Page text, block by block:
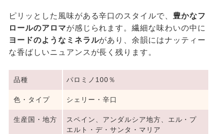
ピリッとした風味がある辛口のスタイルで、 豊かなフ
ロールのアロマが感じられます。繊細な味わいの中に
ヨードのようなミネラルがあり、余韻にはナッティー
な香ばしいニュアンスが長く残ります。
品種 パロミノ100％
色・タイプ シェリー・辛口
生産国・地方
スペイン、アンダルシア地方、エル・プ
エルト・デ・サンタ・マリア